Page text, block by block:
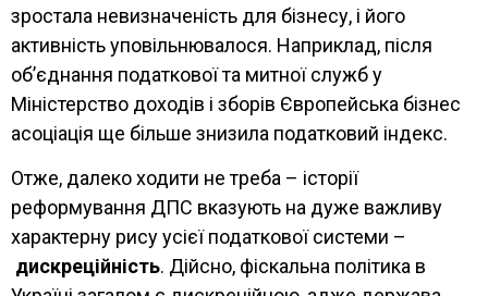
зростала невизначеність для бізнесу, і його
активність уповільнювалося. Наприклад, після
об’єднання податкової та митної служб у
Міністерство доходів і зборів Європейська бізнес
асоціація ще більше знизила податковий індекс.
Отже, далеко ходити не треба – історії
реформування ДПС вказують на дуже важливу
характерну рису усієї податкової системи –
дискреційність. Дійсно, фіскальна політика в